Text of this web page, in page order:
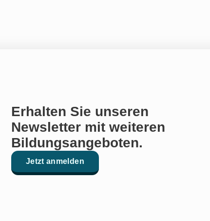
Erhalten Sie unseren
Newsletter mit weiteren
Bildungsangeboten.
Jetzt anmelden